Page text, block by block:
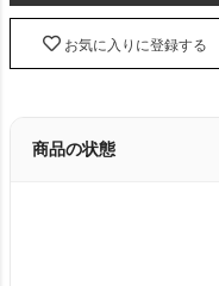
お気に入りに登録する
商品の状態